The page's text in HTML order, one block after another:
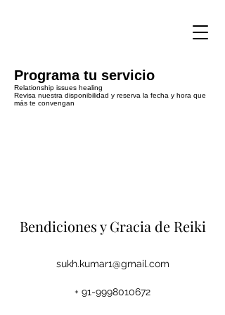
Programa tu servicio
Relationship issues healing
Revisa nuestra disponibilidad y reserva la fecha y hora que
más te convengan
Bendiciones y Gracia de Reiki
sukh.kumar1@gmail.com
+ 91-9998010672